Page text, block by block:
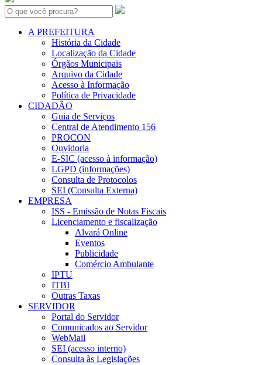
Search:
A PREFEITURA
História da Cidade
Localização da Cidade
Órgãos Municipais
Arquivo da Cidade
Acesso à Informação
Política de Privacidade
CIDADÃO
Guia de Serviços
Central de Atendimento 156
PROCON
Ouvidoria
E-SIC (acesso à informação)
LGPD (informações)
Consulta de Protocolos
SEI (Consulta Externa)
EMPRESA
ISS - Emissão de Notas Fiscais
Licenciamento e fiscalização
Alvará Online
Eventos
Publicidade
Comércio Ambulante
IPTU
ITBI
Outras Taxas
SERVIDOR
Portal do Servidor
Comunicados ao Servidor
WebMail
SEI (acesso interno)
Consulta às Legislações